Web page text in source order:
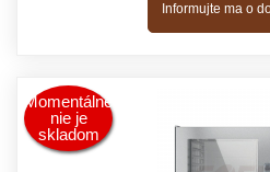
Informujte ma o
Momentálne
nie je
skladom